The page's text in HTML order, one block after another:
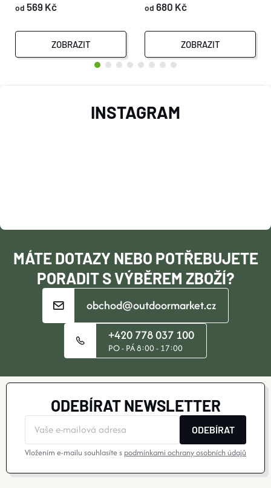
od 569 Kč
ZOBRAZIT
od 680 Kč
ZOBRAZIT
T
MÁTE DOTAZY NEBO POTŘEBUJETE
PORADIT S VÝBĚREM ZBOŽÍ?
obchod@outdoormarket.cz
+420 778 037 100
PO - PÁ 8:00 - 17:00
INSTAGRAM
ODEBÍRAT NEWSLETTER
ODEBÍRAT
Vložením e-mailu souhlasíte s podmínkami ochrany osobních údajů